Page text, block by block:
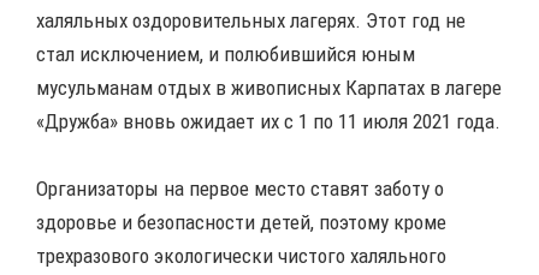
халяльных оздоровительных лагерях. Этот год не
стал исключением, и полюбившийся юным
мусульманам отдых в живописных Карпатах в лагере
«Дружба» вновь ожидает их с 1 по 11 июля 2021 года.
Организаторы на первое место ставят заботу о
здоровье и безопасности детей, поэтому кроме
трехразового экологически чистого халяльного